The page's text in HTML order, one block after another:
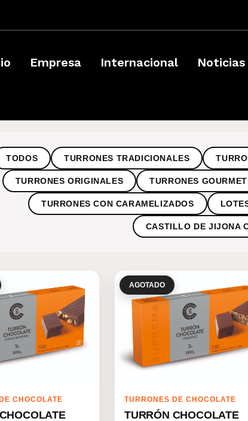
Empresa Internacional Noticias
TODOS TURRONES TRADICIONALES
TURRONES ORIGINALES TURRONES GOURMET
TURRONES CON CARAMELIZADOS
CASTILLO DE JIJONA
CHOCOLATE
AGOTADO
TURRONES DE CHOCOLATE
TURRÓN CHOCOLATE